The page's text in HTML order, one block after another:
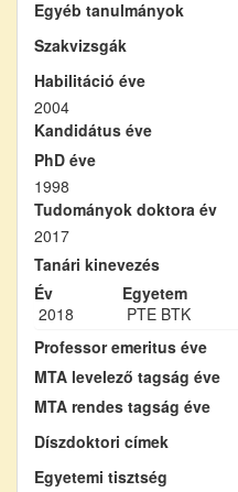
Egyéb tanulmányok
Szakvizsgák
Habilitáció éve
2004
Kandidátus éve
PhD éve
1998
Tudományok doktora év
2017
Tanári kinevezés
Év
Egyetem
2018
PTE BTK
Professor emeritus éve
MTA levelező tagság éve
MTA rendes tagság éve
Díszdoktori címek
Egyetemi tisztség